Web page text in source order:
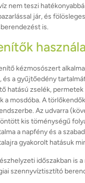
nem teszi
jár, és
is.
kézmosószert
a gyűjtőedény
hatású zselék, permetek
a mosdóba. A
Az udvarra
kis töménységű
a napfény és a
gyakorolt hatásuk
időszakban is
szennyvíztisztító